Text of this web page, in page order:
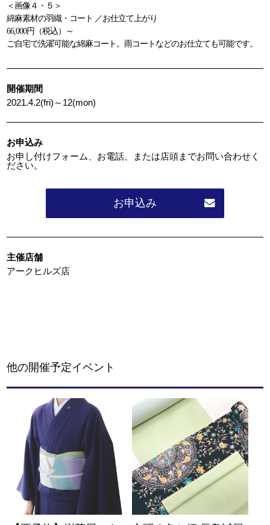
＜画像４・５＞
綿麻素材の羽織・コート ／お仕立て上がり
66,000円（税込）～
ご自宅で洗濯可能な綿麻コート。雨コートなどのお仕立ても可能です。
開催期間
2021.4.2(fri)～12(mon)
お申込み
お申し付けフォーム、お電話、または店頭までお問い合わせく
ださい。
お申込み
主催店舗
アークヒルズ店
他の開催予定イベント